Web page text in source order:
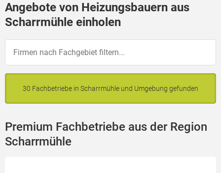
Angebote von Heizungsbauern aus
Scharrmühle einholen
30 Fachbetriebe in Scharrmühle und Umgebung gefunden
Premium Fachbetriebe aus der Region
Scharrmühle